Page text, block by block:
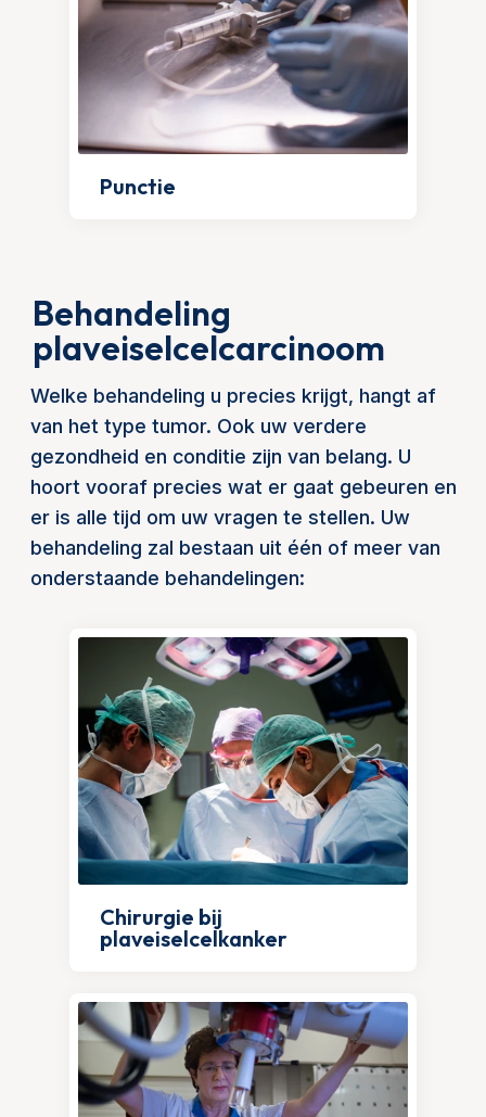
Punctie
Behandeling
plaveiselcelcarcinoom
Welke behandeling u precies krijgt, hangt af
van het type tumor. Ook uw verdere
gezondheid en conditie zijn van belang. U
hoort vooraf precies wat er gaat gebeuren en
er is alle tijd om uw vragen te stellen. Uw
behandeling zal bestaan uit één of meer van
onderstaande behandelingen:
Chirurgie bij
plaveiselcelkanker